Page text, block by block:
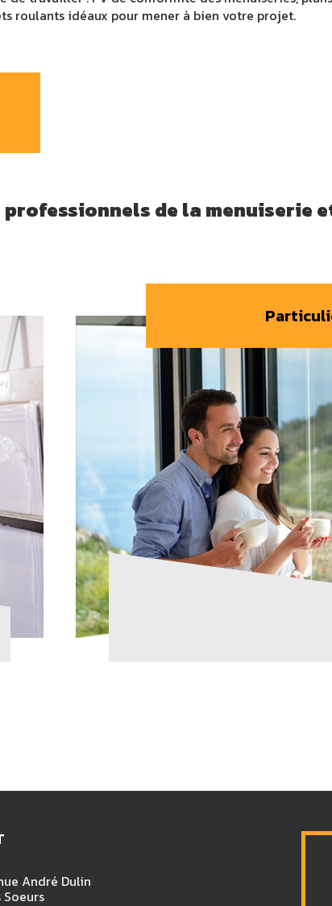
roulants idéaux pour mener à bien votre projet.
de la menuiserie
André Dulin
Soeurs